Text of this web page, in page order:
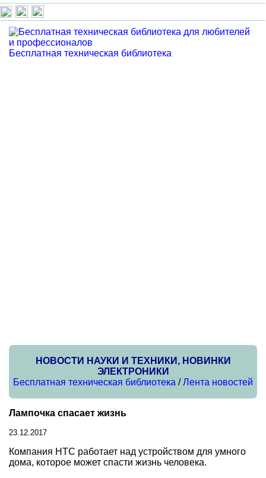
Бесплатная техническая библиотека
НОВОСТИ НАУКИ И ТЕХНИКИ, НОВИНКИ
ЭЛЕКТРОНИКИ
Бесплатная техническая библиотека /Лента новостей
Лампочка спасает жизнь
23.12.2017
Компания HTC работает над устройством для умного
дома, которое может спасти жизнь человека.